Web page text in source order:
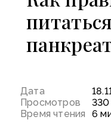
Дата
Просмотров
330
Время чтения
6